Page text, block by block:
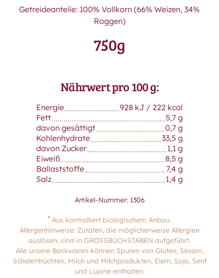
Getreideanteile: 100% Vollkorn (66% Weizen, 34%
Roggen)
750g
Nährwert pro 100 g:
Energie
928 kJ / 222 kcal
Fett
5,7 g
davon gesättigt
0,7 g
Kohlenhydrate
33,5 g
davon Zucker
1,1 g
Eiweiß
8,5 g
Ballaststoffe
7,4 g
Salz
1,4 g
Artikel-Nummer: 1306
* Aus kontrolliert biologischem Anbau.
Allergenhinweise: Zutaten, die möglicherweise Allergien
auslösen, sind in GROSSBUCHSTABEN aufgeführt.
Alle unsere Backwaren können Spuren von Gluten, Sesam,
Schalenfrüchten, Milch und Milchprodukten, Eiern, Soja, Senf
und Lupine enthalten.